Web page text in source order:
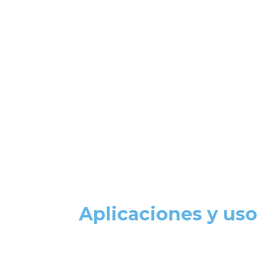
Aplicaciones y uso